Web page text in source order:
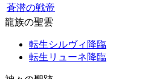
蒼潜の戦帝
龍族の聖雲
転生シルヴィ降臨
転生リューネ降臨